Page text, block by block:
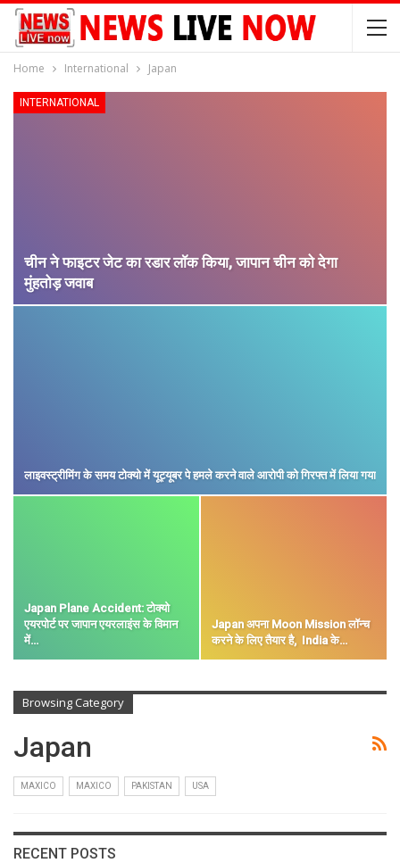
Home International Japan
INTERNATIONAL
चीन ने फाइटर जेट का रडार लॉक किया, जापान चीन को देगा
मुंहतोड़ जवाब
लाइवस्ट्रीमिंग के समय टोक्यो में यूट्यूबर पे हमले करने वाले आरोपी को गिरफ्त में लिया गया
Japan Plane Accident: टोक्यो
एयरपोर्ट पर जापान एयरलाइंस के विमान
में…
Japan अपना Moon Mission लॉन्च
करने के लिए तैयार है, India के…
Browsing Category
Japan
MAXICO MAXICO PAKISTAN USA
RECENT POSTS